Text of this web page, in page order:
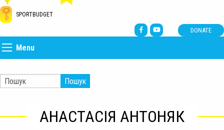
SPORTBUDGET
DONATE
Menu
Пошук
АНАСТАСІЯ АНТОНЯК